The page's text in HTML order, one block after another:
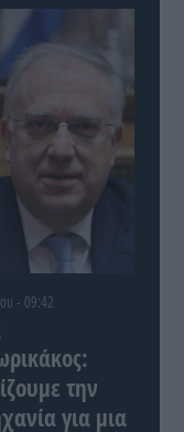
- 09:42
την
για μια